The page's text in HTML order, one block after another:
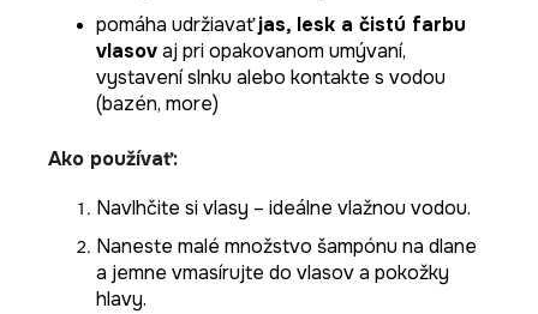
pomáha udržiavaťjas, lesk a čistú farbu
vlasovaj pri opakovanom umývaní,
vystavení slnku alebo kontakte s vodou
(bazén, more)
Ako používať:
Navlhčite si vlasy – ideálne vlažnou vodou.
Naneste malé množstvo šampónu na dlane
a jemne vmasírujte do vlasov a pokožky
hlavy.